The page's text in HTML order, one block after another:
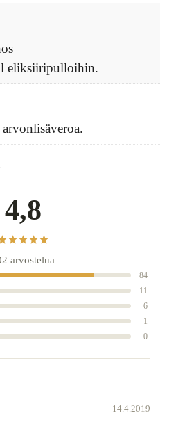
eliksiiripulloihin.
4,8
arvostelua
84
11
6
1
0
14.4.2019